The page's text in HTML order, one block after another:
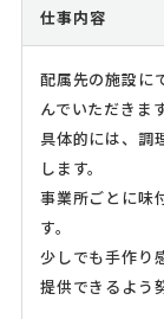
仕事内容
配属先の施設に
んでいただきます
具体的には、調
します。
事業所ごとに味
す。
少しでも手作り
提供できるよう